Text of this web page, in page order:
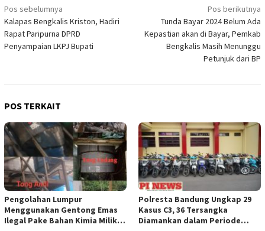
Navigasi
pos
Pos sebelumnya
Kalapas Bengkalis Kriston, Hadiri
Rapat Paripurna DPRD
Penyampaian LKPJ Bupati
Pos berikutnya
Tunda Bayar 2024 Belum Ada
Kepastian akan di Bayar, Pemkab
Bengkalis Masih Menunggu
Petunjuk dari BP
POS TERKAIT
Pengolahan Lumpur
Menggunakan Gentong Emas
Ilegal Pake Bahan Kimia Milik
Polresta Bandung Ungkap 29
Kasus C3, 36 Tersangka
Diamankan dalam Periode